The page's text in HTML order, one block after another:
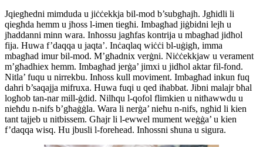
Jqiegħedni mimduda u jiċċekkja bil-mod b’subgħajh. Jgħidli li
qiegħda hemm u jħoss l-imen tiegħi. Imbagħad jiġbidni lejh u
jħaddanni minn wara. Inħossu jagħfas kontrija u mbagħad jidħol
fija. Huwa f’daqqa u jaqta’. Inċaqlaq wiċċi bl-uġigħ, imma
mbagħad imur bil-mod. M’għadnix verġni. Niċċekkjaw u verament
m’għadhiex hemm. Imbagħad jerġa’ jimxi u jidħol aktar fil-fond.
Nitla’ fuqu u nirrekbu. Inħoss kull moviment. Imbagħad inkun fuq
dahri b’saqajja mifruxa. Huwa fuqi u qed iħabbat. Jibni malajr bħal
logħob tan-nar mill-ġdid. Nilħqu l-qofol flimkien u nitħawwdu u
nieħdu n-nifs b’għaġġla. Wara li nerġa’ nieħu n-nifs, ngħid li kien
tant tajjeb u nitbissem. Għajr li l-ewwel mument weġġa’ u kien
f’daqqa wisq. Hu jbusli l-forehead. Inħossni sħuna u sigura.